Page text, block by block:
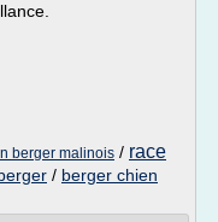
berger malinois / race
/ berger chien